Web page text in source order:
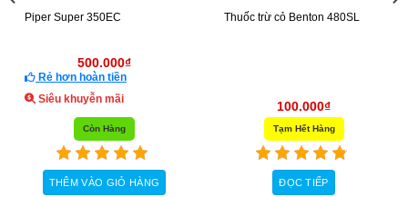
Piper Super 350EC
500.000₫
Rẻ hơn hoàn tiền
Siêu khuyễn mãi
Còn Hàng
THÊM VÀO GIỎ HÀNG
Thuốc trừ cỏ Benton 480SL
100.000₫
Tạm Hết Hàng
ĐỌC TIẾP